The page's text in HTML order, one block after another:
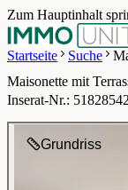
Zum Hauptinhalt
Startseite
Suche
1 / 19
Grundriss
Maisonette mit
Inserat-Nr.: